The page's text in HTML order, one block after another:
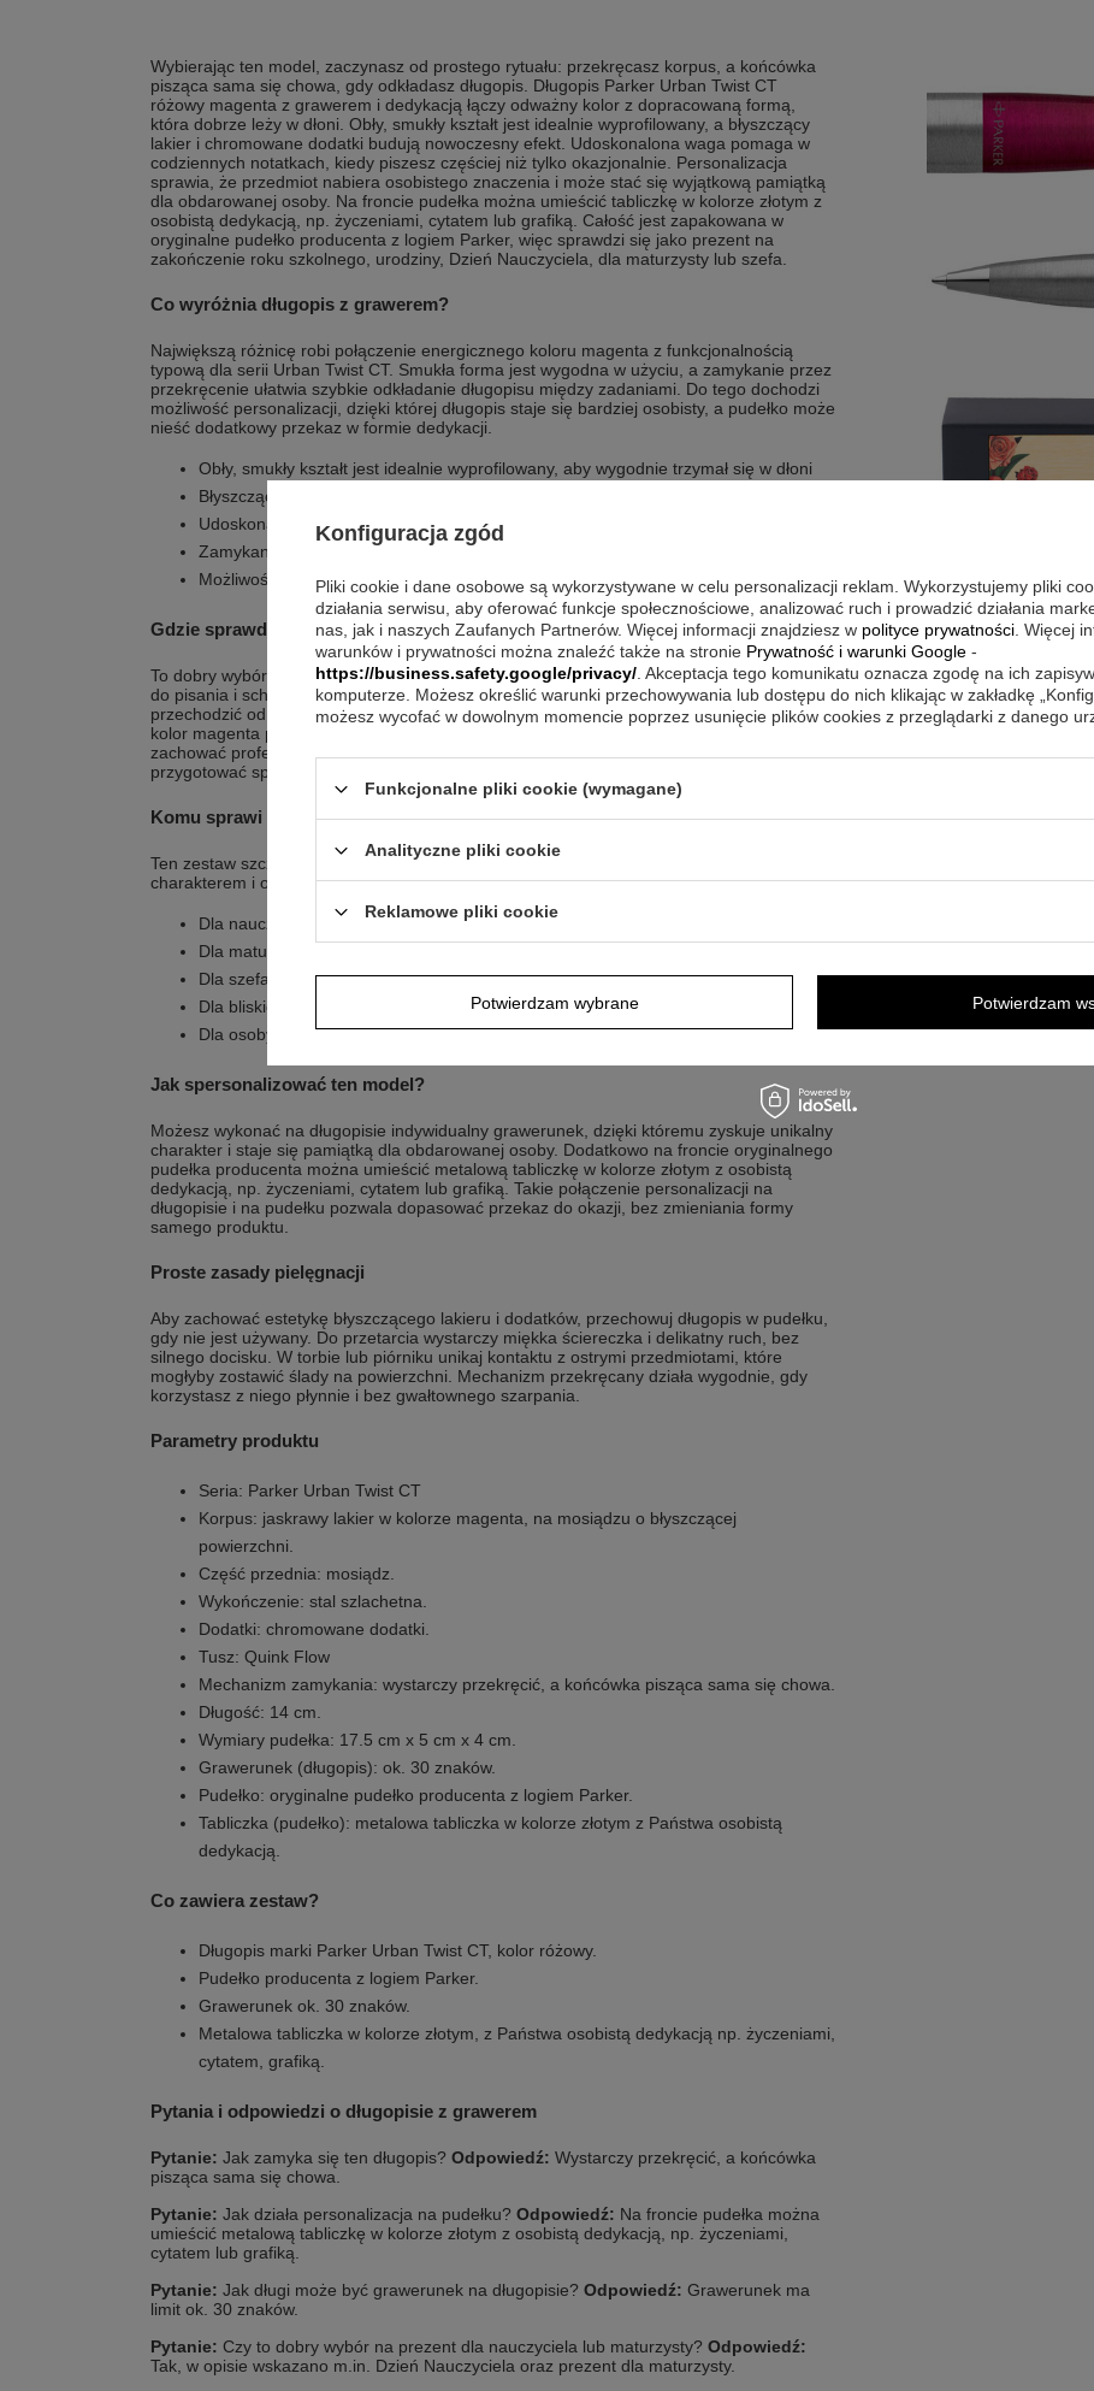
Wybierając ten model, zaczynasz od prostego rytuału: przekręcasz korpus, a końcówka
pisząca sama się chowa, gdy odkładasz długopis. Długopis Parker Urban Twist CT
różowy magenta z grawerem i dedykacją łączy odważny kolor z dopracowaną formą,
która dobrze leży w dłoni. Obły, smukły kształt jest idealnie wyprofilowany, a błyszczący
lakier i chromowane dodatki budują nowoczesny efekt. Udoskonalona waga pomaga w
codziennych notatkach, kiedy piszesz częściej niż tylko okazjonalnie. Personalizacja
sprawia, że przedmiot nabiera osobistego znaczenia i może stać się wyjątkową pamiątką
dla obdarowanej osoby. Na froncie pudełka można umieścić tabliczkę w kolorze złotym z
osobistą dedykacją, np. życzeniami, cytatem lub grafiką. Całość jest zapakowana w
oryginalne pudełko producenta z logiem Parker, więc sprawdzi się jako prezent na
zakończenie roku szkolnego, urodziny, Dzień Nauczyciela, dla maturzysty lub szefa.
Co wyróżnia długopis z grawerem?
Największą różnicę robi połączenie energicznego koloru magenta z funkcjonalnością
typową dla serii Urban Twist CT. Smukła forma jest wygodna w użyciu, a zamykanie przez
przekręcenie ułatwia szybkie odkładanie długopisu między zadaniami. Do tego dochodzi
możliwość personalizacji, dzięki której długopis staje się bardziej osobisty, a pudełko może
nieść dodatkowy przekaz w formie dedykacji.
Obły, smukły kształt jest idealnie wyprofilowany, aby wygodnie trzymał się w dłoni
Błyszczący lakier i chromowane dodatki podkreślają nowoczesny styl
Udoskonalona waga sprzyja komfortowi podczas częstego pisania
Zamykanie przez przekręcenie chowa końcówkę piszącą
Możliwość grawerunku i dedykacji pomaga stworzyć unikalny upominek
Gdzie sprawdzi się najlepiej w praktyce?
To dobry wybór do codziennego notowania w pracy i w szkole, gdy liczy się szybki dostęp
do pisania i schludny wygląd na biurku. Mechanizm przekręcany pozwala sprawnie
przechodzić od notatki do odkładania długopisu, bez dodatkowych czynności. Wyrazisty
kolor magenta pasuje do osób, które lubią wyróżniać się dodatkiem, a jednocześnie chcą
zachować profesjonalny charakter akcesorium. Dzięki pudełku z tabliczką łatwo
przygotować spójną oprawę wręczenia.
Komu sprawi największą radość?
Ten zestaw szczególnie dobrze trafia do osób, które cenią przedmioty użytkowe z
charakterem i osobistym przekazem.
Dla nauczyciela jako prezent na Dzień Nauczyciela
Dla maturzysty, któremu chcesz wręczyć pamiątkę z dedykacją
Dla szefa jako wyrazisty, nowoczesny dodatek do biurka
Dla bliskiej osoby na urodziny z osobistym przekazem
Dla osoby na zakończenie roku szkolnego
Jak spersonalizować ten model?
Możesz wykonać na długopisie indywidualny grawerunek, dzięki któremu zyskuje unikalny
charakter i staje się pamiątką dla obdarowanej osoby. Dodatkowo na froncie oryginalnego
pudełka producenta można umieścić metalową tabliczkę w kolorze złotym z osobistą
dedykacją, np. życzeniami, cytatem lub grafiką. Takie połączenie personalizacji na
długopisie i na pudełku pozwala dopasować przekaz do okazji, bez zmieniania formy
samego produktu.
Proste zasady pielęgnacji
Aby zachować estetykę błyszczącego lakieru i dodatków, przechowuj długopis w pudełku,
gdy nie jest używany. Do przetarcia wystarczy miękka ściereczka i delikatny ruch, bez
silnego docisku. W torbie lub piórniku unikaj kontaktu z ostrymi przedmiotami, które
mogłyby zostawić ślady na powierzchni. Mechanizm przekręcany działa wygodnie, gdy
korzystasz z niego płynnie i bez gwałtownego szarpania.
Parametry produktu
Seria: Parker Urban Twist CT
Korpus: jaskrawy lakier w kolorze magenta, na mosiądzu o błyszczącej
powierzchni.
Część przednia: mosiądz.
Wykończenie: stal szlachetna.
Dodatki: chromowane dodatki.
Tusz: Quink Flow
Mechanizm zamykania: wystarczy przekręcić, a końcówka pisząca sama się chowa.
Długość: 14 cm.
Wymiary pudełka: 17.5 cm x 5 cm x 4 cm.
Grawerunek (długopis): ok. 30 znaków.
Pudełko: oryginalne pudełko producenta z logiem Parker.
Tabliczka (pudełko): metalowa tabliczka w kolorze złotym z Państwa osobistą
dedykacją.
Co zawiera zestaw?
Długopis marki Parker Urban Twist CT, kolor różowy.
Pudełko producenta z logiem Parker.
Grawerunek ok. 30 znaków.
Metalowa tabliczka w kolorze złotym, z Państwa osobistą dedykacją np. życzeniami,
cytatem, grafiką.
Pytania i odpowiedzi o długopisie z grawerem
Pytanie: Jak zamyka się ten długopis? Odpowiedź: Wystarczy przekręcić, a końcówka
pisząca sama się chowa.
Pytanie: Jak działa personalizacja na pudełku? Odpowiedź: Na froncie pudełka można
umieścić metalową tabliczkę w kolorze złotym z osobistą dedykacją, np. życzeniami,
cytatem lub grafiką.
Pytanie: Jak długi może być grawerunek na długopisie? Odpowiedź: Grawerunek ma
limit ok. 30 znaków.
Pytanie: Czy to dobry wybór na prezent dla nauczyciela lub maturzysty? Odpowiedź:
Tak, w opisie wskazano m.in. Dzień Nauczyciela oraz prezent dla maturzysty.
Konfiguracja zgód
Pliki cookie i dane osobowe są wykorzystywane w celu personalizacji reklam. Wykorzystujemy pliki
działania serwisu, aby oferować funkcje społecznościowe, analizować ruch i prowadzić działania
nas, jak i naszych Zaufanych Partnerów. Więcej informacji znajdziesz w polityce prywatności . Więcej
warunków i prywatności można znaleźć także na stronie Prywatność i warunki Google -
https://business.safety.google/privacy/ . Akceptacja tego komunikatu oznacza zgodę na ich
komputerze. Możesz określić warunki przechowywania lub dostępu do nich klikając w zakładkę
możesz wycofać w dowolnym momencie poprzez usunięcie plików cookies z przeglądarki z danego
Funkcjonalne pliki cookie (wymagane)
Analityczne pliki cookie
Reklamowe pliki cookie
Potwierdzam wybrane Potwierdzam